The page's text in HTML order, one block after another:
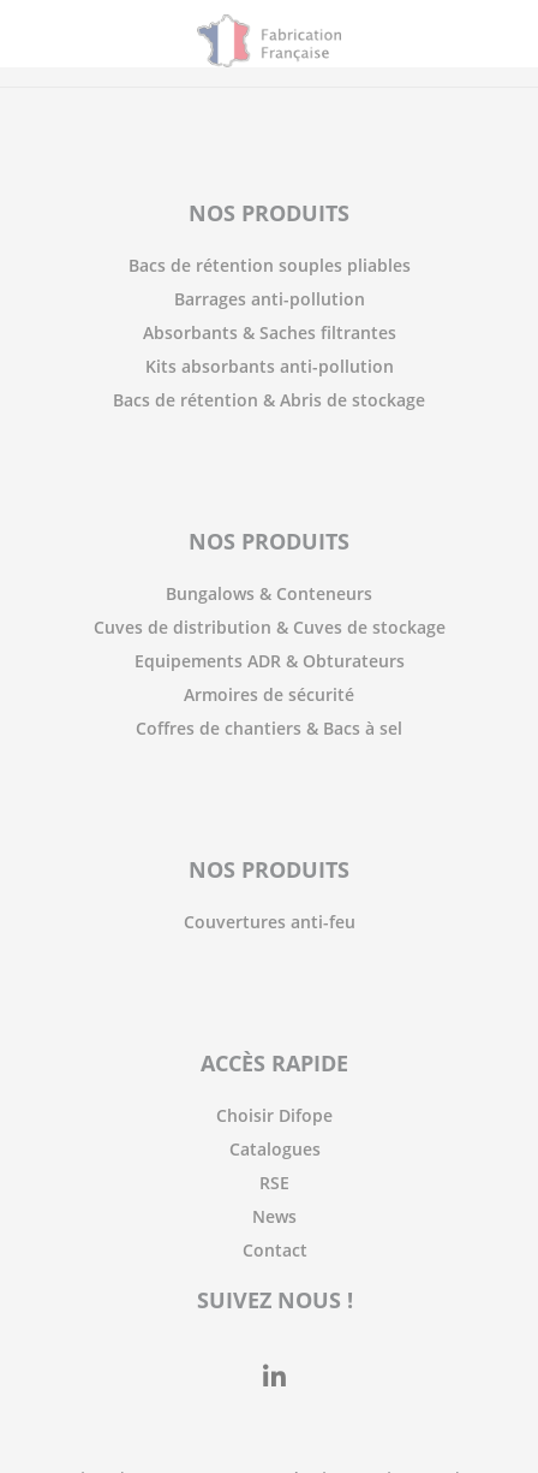
NOS PRODUITS
Bacs de rétention souples pliables
Barrages anti-pollution
Absorbants & Saches filtrantes
Kits absorbants anti-pollution
Bacs de rétention & Abris de stockage
NOS PRODUITS
Bungalows & Conteneurs
Cuves de distribution & Cuves de stockage
Equipements ADR & Obturateurs
Armoires de sécurité
Coffres de chantiers & Bacs à sel
NOS PRODUITS
Couvertures anti-feu
ACCÈS RAPIDE
Choisir Difope
Catalogues
RSE
News
Contact
SUIVEZ NOUS !